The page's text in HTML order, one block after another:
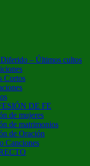
– Últimos cultos
Cortos
DE FE
de mujeres
de matrimonios
de Oración
Canciones